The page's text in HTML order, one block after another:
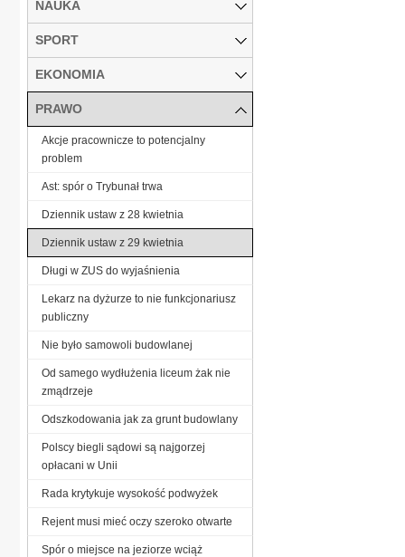
NAUKA
SPORT
EKONOMIA
PRAWO
Akcje pracownicze to potencjalny
problem
Ast: spór o Trybunał trwa
Dziennik ustaw z 28 kwietnia
Dziennik ustaw z 29 kwietnia
Długi w ZUS do wyjaśnienia
Lekarz na dyżurze to nie funkcjonariusz
publiczny
Nie było samowoli budowlanej
Od samego wydłużenia liceum żak nie
zmądrzeje
Odszkodowania jak za grunt budowlany
Polscy biegli sądowi są najgorzej
opłacani w Unii
Rada krytykuje wysokość podwyżek
Rejent musi mieć oczy szeroko otwarte
Spór o miejsce na jeziorze wciąż